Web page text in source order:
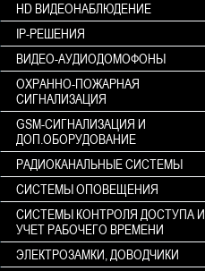
HD ВИДЕОНАБЛЮДЕНИЕ
IP-РЕШЕНИЯ
ВИДЕО-АУДИОДОМОФОНЫ
ОХРАННО-ПОЖАРНАЯ
СИГНАЛИЗАЦИЯ
GSM-СИГНАЛИЗАЦИЯ И
ДОП.ОБОРУДОВАНИЕ
РАДИОКАНАЛЬНЫЕ СИСТЕМЫ
СИСТЕМЫ ОПОВЕЩЕНИЯ
СИСТЕМЫ КОНТРОЛЯ ДОСТУПА И
УЧЕТ РАБОЧЕГО ВРЕМЕНИ
ЭЛЕКТРОЗАМКИ, ДОВОДЧИКИ